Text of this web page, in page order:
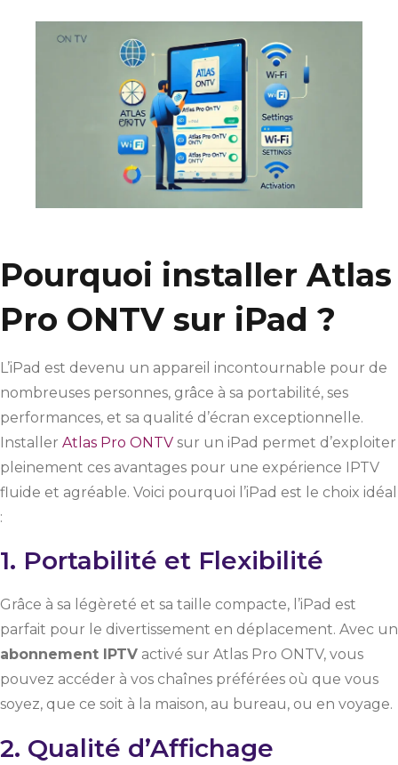
Pourquoi installer Atlas
Pro ONTV sur iPad ?
L’iPad est devenu un appareil incontournable pour de
nombreuses personnes, grâce à sa portabilité, ses
performances, et sa qualité d’écran exceptionnelle.
Installer Atlas Pro ONTV sur un iPad permet d’exploiter
pleinement ces avantages pour une expérience IPTV
fluide et agréable. Voici pourquoi l’iPad est le choix idéal
:
1. Portabilité et Flexibilité
Grâce à sa légèreté et sa taille compacte, l’iPad est
parfait pour le divertissement en déplacement. Avec un
abonnement IPTV activé sur Atlas Pro ONTV, vous
pouvez accéder à vos chaînes préférées où que vous
soyez, que ce soit à la maison, au bureau, ou en voyage.
2. Qualité d’Affichage